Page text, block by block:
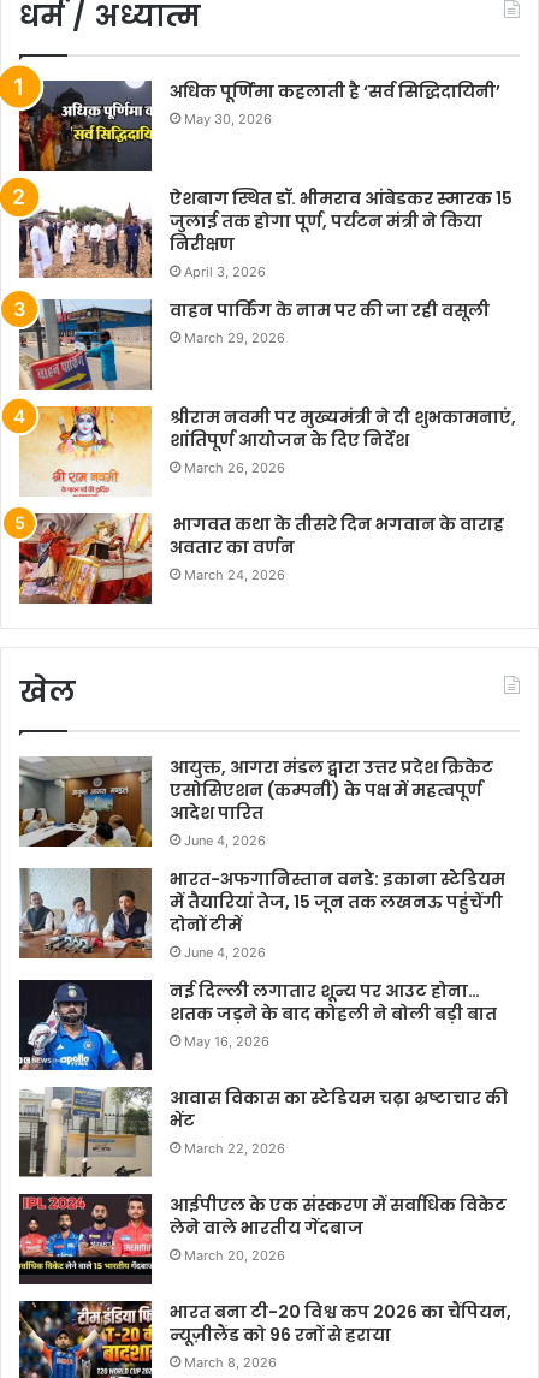
धर्म / अध्यात्म
अधिक पूर्णिमा कहलाती है ‘सर्व सिद्धिदायिनी’
May 30, 2026
ऐशबाग स्थित डॉ. भीमराव आंबेडकर स्मारक 15
जुलाई तक होगा पूर्ण, पर्यटन मंत्री ने किया
निरीक्षण
April 3, 2026
वाहन पार्किंग के नाम पर की जा रही वसूली
March 29, 2026
श्रीराम नवमी पर मुख्यमंत्री ने दी शुभकामनाएं,
शांतिपूर्ण आयोजन के दिए निर्देश
March 26, 2026
भागवत कथा के तीसरे दिन भगवान के वाराह
अवतार का वर्णन
March 24, 2026
खेल
आयुक्त, आगरा मंडल द्वारा उत्तर प्रदेश क्रिकेट
एसोसिएशन (कम्पनी) के पक्ष में महत्वपूर्ण
आदेश पारित
June 4, 2026
भारत-अफगानिस्तान वनडे: इकाना स्टेडियम
में तैयारियां तेज, 15 जून तक लखनऊ पहुंचेंगी
दोनों टीमें
June 4, 2026
नई दिल्ली लगातार शून्य पर आउट होना…
शतक जड़ने के बाद कोहली ने बोली बड़ी बात
May 16, 2026
आवास विकास का स्टेडियम चढ़ा भ्रष्टाचार की
भेंट
March 22, 2026
आईपीएल के एक संस्करण में सर्वाधिक विकेट
लेने वाले भारतीय गेंदबाज
March 20, 2026
भारत बना टी-20 विश्व कप 2026 का चैंपियन,
न्यूज़ीलैंड को 96 रनों से हराया
March 8, 2026